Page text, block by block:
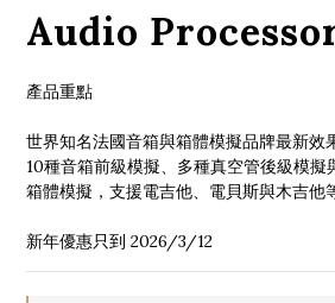
Audio
產品重點
世界知名法國音箱與箱體模擬品牌最新效
10種音箱前級模擬、多種真空管後級模擬
箱體模擬，支援電吉他、電貝斯與木吉他
新年優惠只到 2026/3/12